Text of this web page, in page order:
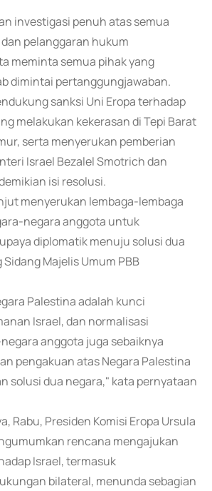
investigasi penuh atas semua
pelanggaran hukum
meminta semua pihak yang
dimintai pertanggungjawaban.
sanksi Uni Eropa terhadap
melakukan kekerasan di Tepi Barat
serta menyerukan pemberian
Israel Bezalel Smotrich dan
isi resolusi.
menyerukan lembaga-lembaga
negara anggota untuk
diplomatik menuju solusi dua
Majelis Umum PBB
Palestina adalah kunci
Israel, dan normalisasi
anggota juga sebaiknya
pengakuan atas Negara Palestina
solusi dua negara," kata pernyataan
Rabu, Presiden Komisi Eropa Ursula
rencana mengajukan
Israel, termasuk
bilateral, menunda sebagian